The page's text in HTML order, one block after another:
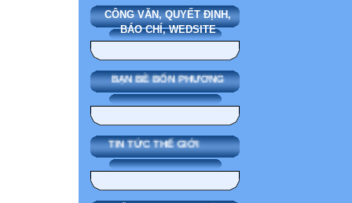
CÔNG VĂN, QUYẾT ĐỊNH,
BÁO CHÍ, WEDSITE
BẠN BÈ BỐN PHƯƠNG
TIN TỨC THẾ GIỚI